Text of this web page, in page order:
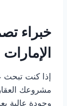
خبراء
الإمارات
إذا كنت تبحث
مشروعك
وجودة عالية